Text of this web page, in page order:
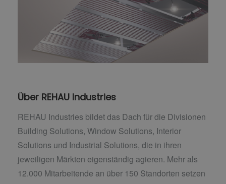
Über REHAU Industries
REHAU Industries bildet das Dach für die Divisionen
Building Solutions, Window Solutions, Interior
Solutions und Industrial Solutions, die in ihren
jeweiligen Märkten eigenständig agieren. Mehr als
12.000 Mitarbeitende an über 150 Standorten setzen